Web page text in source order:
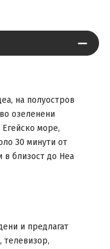
на полуостров
озеленени
море,
30 минути от
близост до Неа
и предлагат
телевизор,